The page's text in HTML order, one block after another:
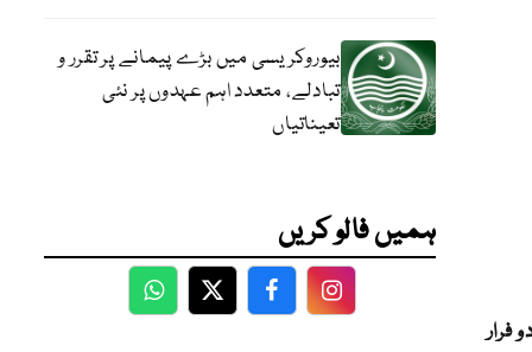
بیوروکریسی میں بڑے پیمانے پر تقرر و
تبادلے، متعدد اہم عہدوں پر نئی
تعیناتیاں
ہمیں فالو کریں
WhatsApp
TwitterFacebookFacebook